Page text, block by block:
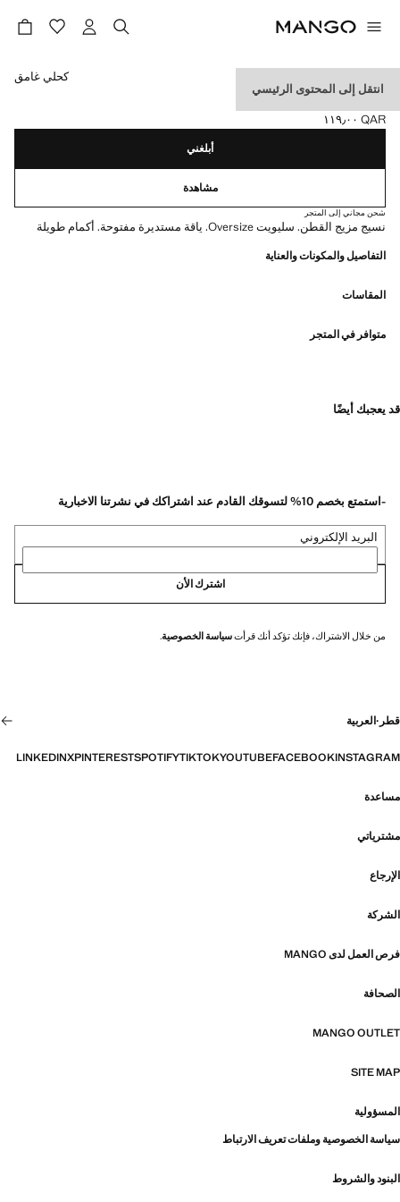
انتقل إلى المحتوى الرئيسي
سترة محبوكة كبيرة الحجم
السعر الحالي [QAR ١١٩٫٠٠ ]
QAR ١١٩٫٠٠
حدد اللون
كحلي غامق
أبلغني
مشاهدة
شحن مجاني إلى المتجر
نسيج مزيج القطن. سليويت Oversize. ياقة مستديرة مفتوحة. أكمام طويلة
التفاصيل والمكونات والعناية
المقاسات
متوافر في المتجر
قد يعجبك أيضًا
-استمتع بخصم 10% لتسوقك القادم عند اشتراكك في نشرتنا الاخبارية
البريد الإلكتروني
اشترك الأن
من خلال الاشتراك، فإنك تؤكد أنك قرأتسياسة الخصوصية.
قطر ·العربية
INSTAGRAM
FACEBOOK
YOUTUBE
TIKTOK
SPOTIFY
PINTEREST
X
LINKEDIN
مساعدة
مشترياتي
الإرجاع
الشركة
فرص العمل لدى MANGO
الصحافة
MANGO OUTLET
SITE MAP
المسؤولية
سياسة الخصوصية وملفات تعريف الارتباط
البنود والشروط